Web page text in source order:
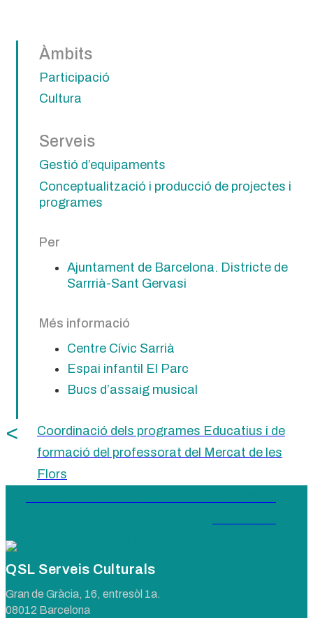
Àmbits
Participació
Cultura
Serveis
Gestió d’equipaments
Conceptualització i producció de projectes i
programes
Per
Ajuntament de Barcelona. Districte de
Sarrrià-Sant Gervasi
Més informació
Centre Cívic Sarrià
Espai infantil El Parc
Bucs d’assaig musical
Coordinació dels programes Educatius i de
formació del professorat del Mercat de les
Flors
QSL Serveis Culturals
Gran de Gràcia, 16, entresòl 1a.
08012 Barcelona